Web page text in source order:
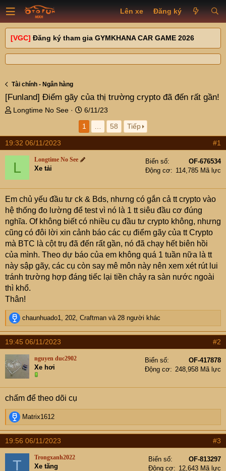
Lên xe Đăng ký
[VGC] Đăng ký tham gia GYMKHANA CAR GAME 2026
Tài chính - Ngân hàng
[Funland] Điểm gãy của thị trường crypto đã đến rất gần!
T
e
a
d
r
t
e
r
Longtime No See
N
g
à
y
ử
6/11/23
1
58 Tiếp
19:32 06/11/2023 #1
L Longtime No See
Xe tải
Biển số
OF-676534
Động cơ
114,785 Mã lực
Em chủ yếu đầu tư ck & Bds, nhưng có gắn cả tt crypto vào
hệ thống đo lường để test vì nó là 1 tt siêu đầu cơ đúng
nghĩa. Of không biết có nhiều cụ đầu tư crypto không, nhưng
cũng có đôi lời xin cảnh báo các cụ điểm gãy của tt Crypto
mà BTC là cột trụ đã đến rất gần, nó đã chạy hết biên hồi
của mình. Theo dự báo của em không quá 1 tuần nữa là tt
này sập gãy, các cụ còn say mê môn này nên xem xét rút lui
tránh trường hợp đáng tiếc lại tiền chảy ra sàn nước ngoài
thì khổ.
Thân!
R
e
a
c
t
i
o
n
s
:
chaunhuado1, 202, Craftman và 28 người khác
19:45 06/11/2023 #2
nguyen duc2902
Xe hơi
Biển số
OF-417878
Động cơ
248,958 Mã lực
chấm để theo dõi cụ
R
e
a
c
t
Matrix1612
19:56 06/11/2023 #3
T Trongxanh2022
Xe tăng
Biển số
OF-813297
Động cơ
12,643 Mã lực